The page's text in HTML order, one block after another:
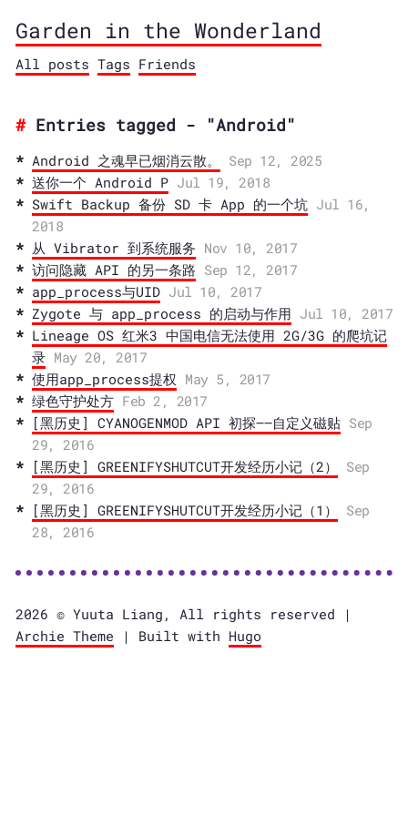
Garden in the Wonderland
All posts Tags Friends
Entries tagged - "Android"
Android 之魂早已烟消云散。
Sep 12, 2025
送你一个 Android P Jul 19, 2018
Swift Backup 备份 SD 卡 App 的一个坑 Jul 16,
2018
从 Vibrator 到系统服务 Nov 10, 2017
访问隐藏 API 的另一条路 Sep 12, 2017
app_process与UID Jul 10, 2017
Zygote 与 app_process 的启动与作用 Jul 10, 2017
Lineage OS 红米3 中国电信无法使用 2G/3G 的爬坑记
录 May 20, 2017
使用app_process提权 May 5, 2017
绿色守护处方 Feb 2, 2017
[黑历史] CYANOGENMOD API 初探——自定义磁贴 Sep
29, 2016
[黑历史] GREENIFYSHUTCUT开发经历小记（2）
Sep
29, 2016
[黑历史] GREENIFYSHUTCUT开发经历小记（1）
Sep
28, 2016
2026 © Yuuta Liang, All rights reserved |
Archie Theme | Built with Hugo